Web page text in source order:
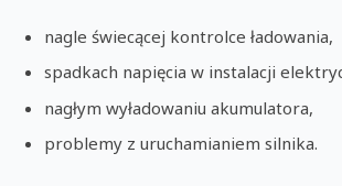
nagle świecącej kontrolce ładowania,
spadkach napięcia w instalacji
nagłym wyładowaniu akumulatora,
problemy z uruchamianiem silnika.